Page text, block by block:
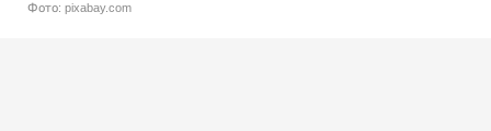
Фото: pixabay.com